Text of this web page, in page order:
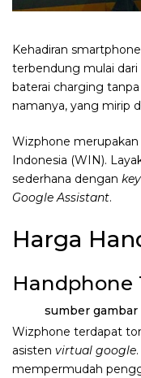
Kehadiran
terbendung mulai dari
baterai charging
namanya, yang mirip
Wizphone merupakan
Indonesia (WIN).
sederhana dengan
Google Assistant.
Harga
Handphone
sumber gambar :
Wizphone terdapat
asisten virtual google
mempermudah